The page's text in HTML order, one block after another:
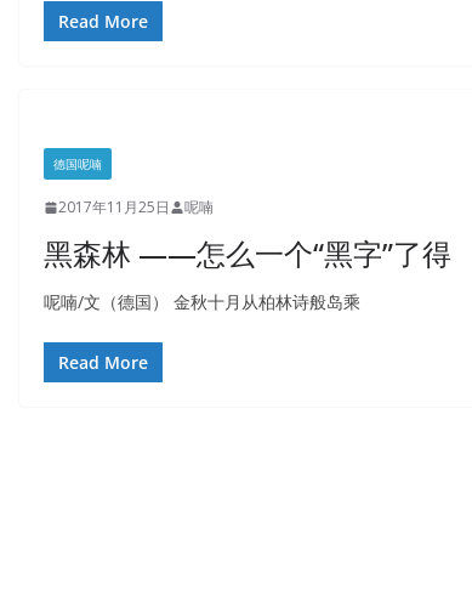
Read More
德国呢喃
2017年11月25日 呢喃
黑森林 ——怎么一个“黑字”了得
呢喃/文（德国） 金秋十月从柏林诗般岛乘
Read More